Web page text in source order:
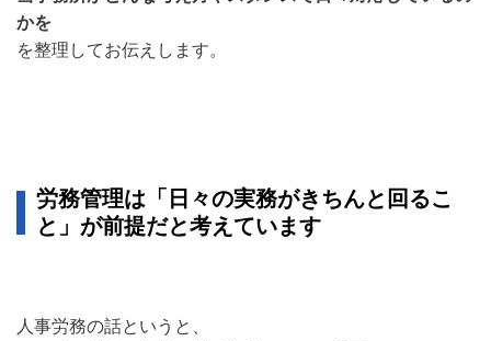
かを
を整理してお伝えします。
労務管理は「日々の実務がきちんと回るこ
と」が前提だと考えています
人事労務の話というと、